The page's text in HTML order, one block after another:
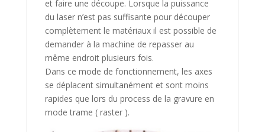
et faire une découpe. Lorsque la puissance
du laser n’est pas suffisante pour découper
complètement le matériaux il est possible de
demander à la machine de repasser au
même endroit plusieurs fois.
Dans ce mode de fonctionnement, les axes
se déplacent simultanément et sont moins
rapides que lors du process de la gravure en
mode trame ( raster ).